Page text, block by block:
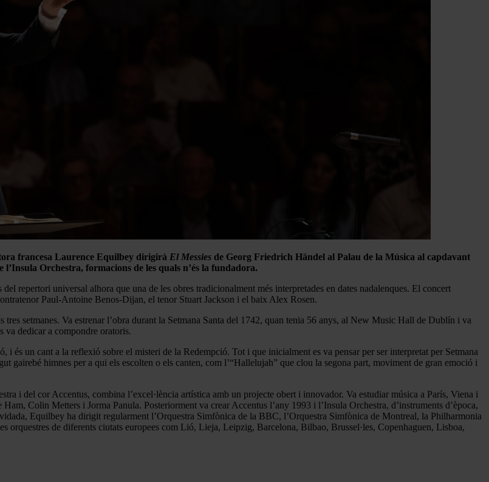
francesa Laurence Equilbey dirigirà El Messies de Georg Friedrich Händel al Palau de la Música al capdavant
Orchestra, formacions de les quals n’és la fundadora.
repertori universal alhora que una de les obres tradicionalment més interpretades en dates nadalenques. El concert
Paul-Antoine Benos-Dijan, el tenor Stuart Jackson i el baix Alex Rosen.
tres setmanes. Va estrenar l’obra durant la Setmana Santa del 1742, quan tenia 56 anys, al New Music Hall de Dublín i va
va dedicar a compondre oratoris.
i és un cant a la reflexió sobre el misteri de la Redempció. Tot i que inicialment es va pensar per ser interpretat per Setmana
gairebé himnes per a qui els escolten o els canten, com l’“Hallelujah” que clou la segona part, moviment de gran emoció i
i del cor Accentus, combina l’excel·lència artística amb un projecte obert i innovador. Va estudiar música a París, Viena i
Colin Metters i Jorma Panula. Posteriorment va crear Accentus l’any 1993 i l’Insula Orchestra, d’instruments d’època,
Equilbey ha dirigit regularment l’Orquestra Simfònica de la BBC, l’Orquestra Simfònica de Montreal, la Philharmonia
de diferents ciutats europees com Lió, Lieja, Leipzig, Barcelona, Bilbao, Brussel·les, Copenhaguen, Lisboa,